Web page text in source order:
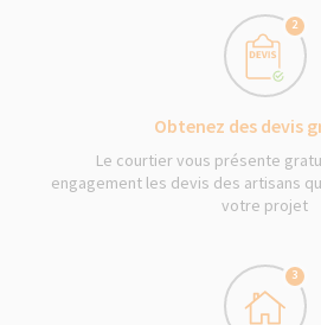
2
Obtenez des devis
Le courtier vous présente
engagement les devis des artisans
votre projet
3